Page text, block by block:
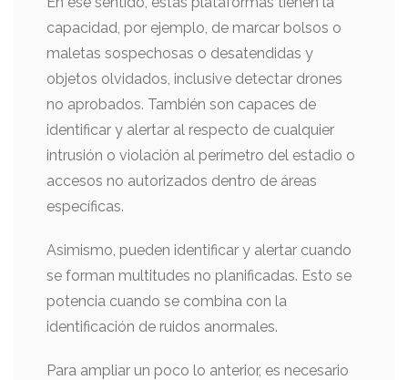
capacidad, por ejemplo, de marcar bolsos o
maletas sospechosas o desatendidas y
objetos olvidados, inclusive detectar drones
no aprobados. También son capaces de
identificar y alertar al respecto de cualquier
intrusión o violación al perímetro del estadio o
accesos no autorizados dentro de áreas
específicas.
Asimismo, pueden identificar y alertar cuando
se forman multitudes no planificadas. Esto se
potencia cuando se combina con la
identificación de ruidos anormales.
Para ampliar un poco lo anterior, es necesario